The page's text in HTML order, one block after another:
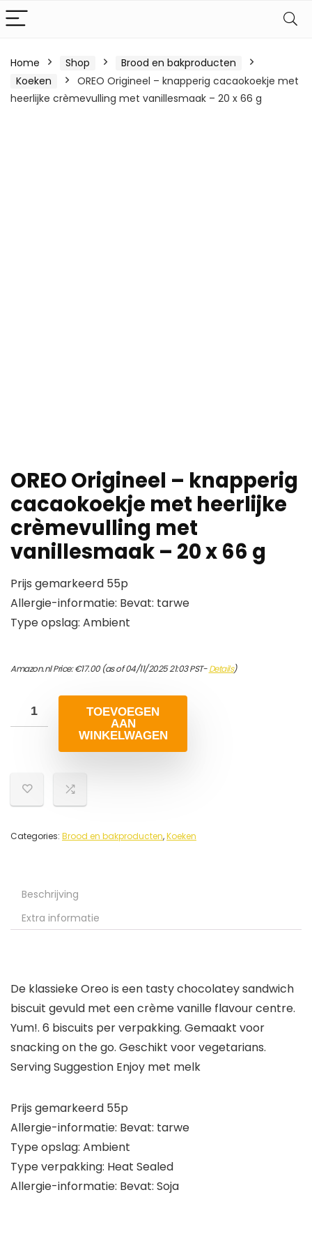
Home Shop
Brood en bakproducten
Koeken
OREO Origineel – knapperig cacaokoekje met
heerlijke crèmevulling met vanillesmaak – 20 x 66 g
OREO Origineel – knapperig
cacaokoekje met heerlijke
crèmevulling met
vanillesmaak – 20 x 66 g
Prijs gemarkeerd 55p
Allergie-informatie: Bevat: tarwe
Type opslag: Ambient
Amazon.nl Price:€17.00(as of 04/11/2025 21:03 PST-Details)
TOEVOEGEN
AAN
WINKELWAGEN
Categories: Brood en bakproducten,Koeken
Beschrijving
Extra informatie
De klassieke Oreo is een tasty chocolatey sandwich
biscuit gevuld met een crème vanille flavour centre.
Yum!. 6 biscuits per verpakking. Gemaakt voor
snacking on the go. Geschikt voor vegetarians.
Serving Suggestion Enjoy met melk
Prijs gemarkeerd 55p
Allergie-informatie: Bevat: tarwe
Type opslag: Ambient
Type verpakking: Heat Sealed
Allergie-informatie: Bevat: Soja